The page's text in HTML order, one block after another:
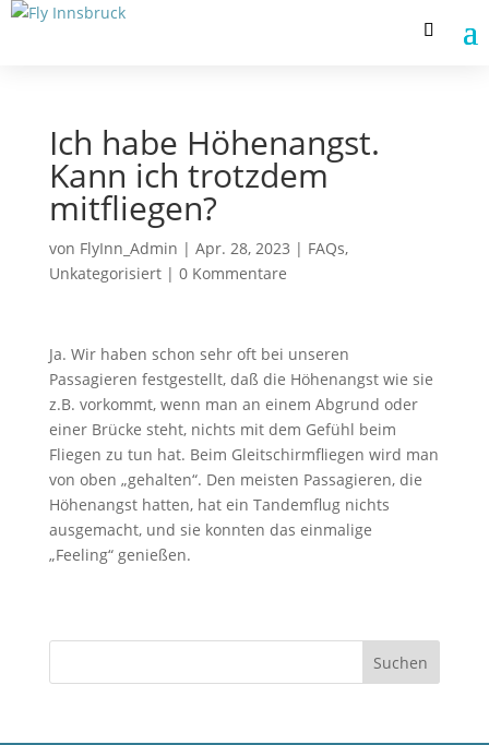
Ich habe Höhenangst.
Kann ich trotzdem
mitfliegen?
von FlyInn_Admin | Apr. 28, 2023 | FAQs,
Unkategorisiert| 0 Kommentare
Ja. Wir haben schon sehr oft bei unseren
Passagieren festgestellt, daß die Höhenangst wie sie
z.B. vorkommt, wenn man an einem Abgrund oder
einer Brücke steht, nichts mit dem Gefühl beim
Fliegen zu tun hat. Beim Gleitschirmfliegen wird man
von oben „gehalten“. Den meisten Passagieren, die
Höhenangst hatten, hat ein Tandemflug nichts
ausgemacht, und sie konnten das einmalige
„Feeling“ genießen.
Suchen